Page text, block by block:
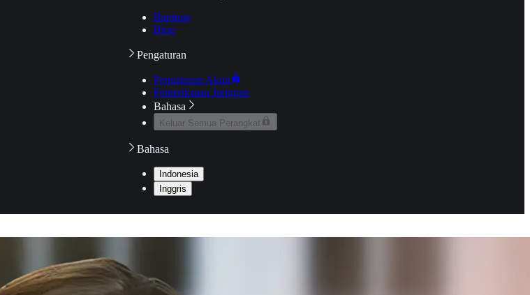
Bantuan
Blog
Pengaturan
Pengaturan Akun
Pemeriksaan Jaringan
Bahasa
Keluar Semua Perangkat
Bahasa
Indonesia
Inggris